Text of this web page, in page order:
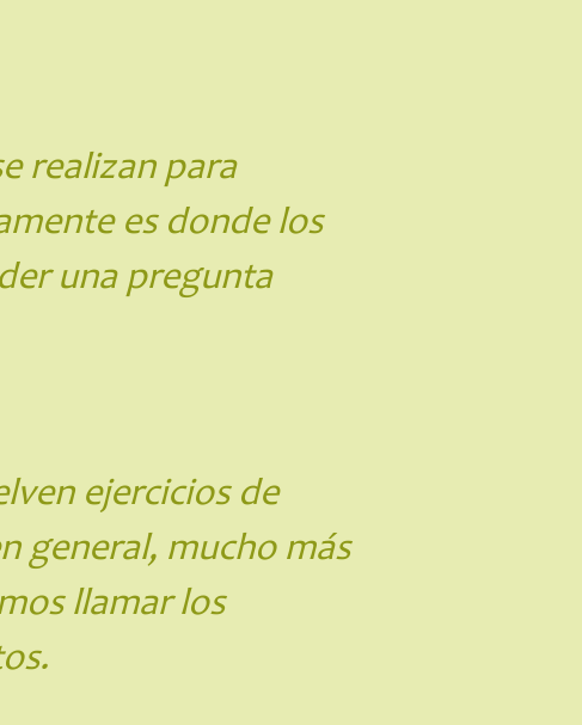
realizan para
es donde los
una pregunta
ejercicios de
general, mucho más
llamar los